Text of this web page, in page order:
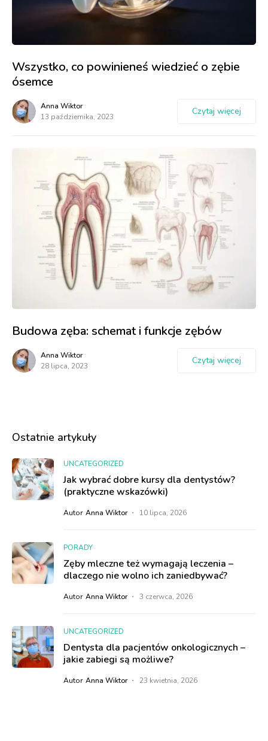
Wszystko, co powinieneś wiedzieć o zębie
ósemce
Anna Wiktor
13 października, 2023
Czytaj więcej
Budowa zęba: schemat i funkcje zębów
Anna Wiktor
28 lipca, 2023
Czytaj więcej
Ostatnie artykuły
UNCATEGORIZED
Jak wybrać dobre kursy dla dentystów?
(praktyczne wskazówki)
Autor Anna Wiktor 10 lipca, 2026
PORADY
Zęby mleczne też wymagają leczenia –
dlaczego nie wolno ich zaniedbywać?
Autor Anna Wiktor 3 czerwca, 2026
UNCATEGORIZED
Dentysta dla pacjentów onkologicznych –
jakie zabiegi są możliwe?
Autor Anna Wiktor 23 kwietnia, 2026